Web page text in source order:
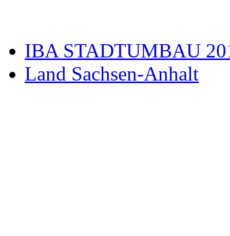
IBA STADTUMBAU
Land Sachsen-Anhalt